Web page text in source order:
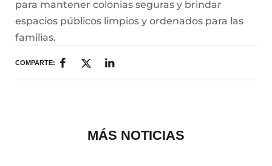
para mantener colonias seguras y brindar
espacios públicos limpios y ordenados para las
familias.
COMPARTE:
MÁS NOTICIAS